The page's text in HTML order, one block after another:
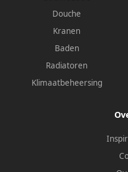
Douche
Kranen
Baden
Radiatoren
Klimaatbeheersing